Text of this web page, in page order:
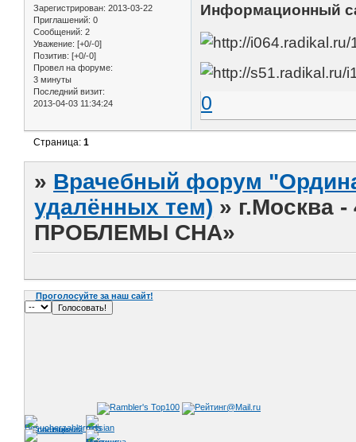
Зарегистрирован: 2013-03-22
Приглашений: 0
Сообщений: 2
Уважение: [+0/-0]
Позитив: [+0/-0]
Провел на форуме:
3 минуты
Последний визит:
2013-04-03 11:34:24
Информационный
0
Страница:1
» Врачебный форум
удалённых тем) » г.Москва
ПРОБЛЕМЫ СНА»
Проголосуйте за наш сайт!